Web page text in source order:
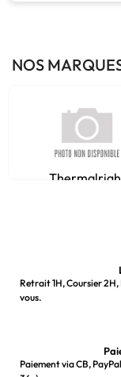
NOS
Retrait 1H, Coursier
vous.
Paiement via CB,